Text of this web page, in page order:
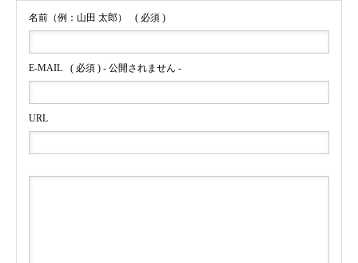
名前（例：山田 太郎） ( 必須 )
E-MAIL ( 必須 ) - 公開されません -
URL